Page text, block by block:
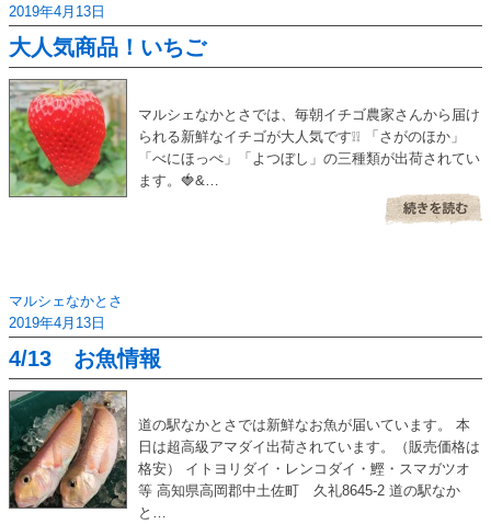
2019年4月13日
大人気商品！いちご
マルシェなかとさでは、毎朝イチゴ農家さんから届け
られる新鮮なイチゴが大人気です❕❕ 「さがのほか」
「べにほっぺ」「よつぼし」の三種類が出荷されてい
ます。🍓&…
マルシェなかとさ
2019年4月13日
4/13 お魚情報
道の駅なかとさでは新鮮なお魚が届いています。 本
日は超高級アマダイ出荷されています。（販売価格は
格安） イトヨリダイ・レンコダイ・鰹・スマガツオ
等 高知県高岡郡中土佐町 久礼8645-2 道の駅なか
と…